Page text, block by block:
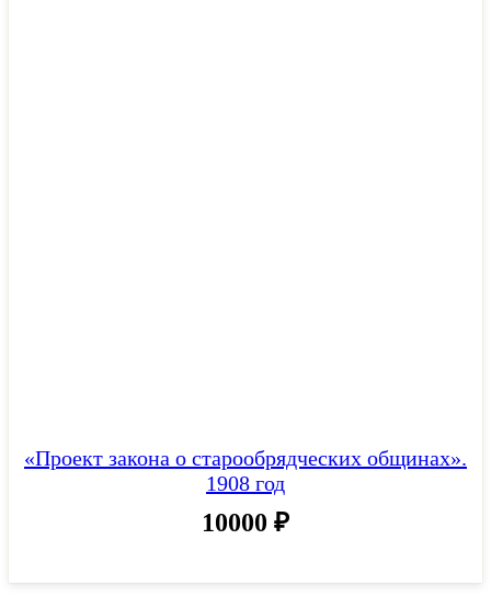
«Проект закона о старообрядческих общинах».
1908 год
10000 ₽